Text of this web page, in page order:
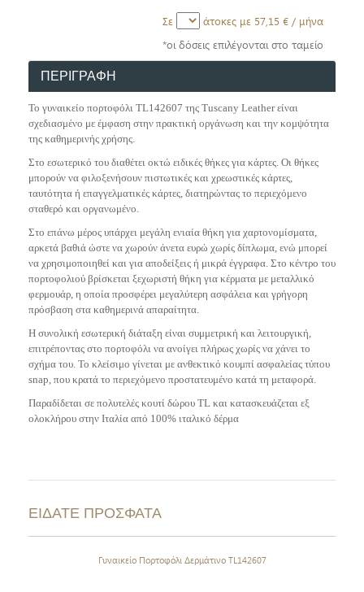
Σε άτοκες με 57,15 € / μήνα
*οι δόσεις επιλέγονται στο ταμείο
ΠΕΡΙΓΡΑΦΗ
Το γυναικείο πορτοφόλι TL142607 της Tuscany Leather είναι
σχεδιασμένο με έμφαση στην πρακτική οργάνωση και την κομψότητα
της καθημερινής χρήσης.
Στο εσωτερικό του διαθέτει οκτώ ειδικές θήκες για κάρτες. Οι θήκες
μπορούν να φιλοξενήσουν πιστωτικές και χρεωστικές κάρτες,
ταυτότητα ή επαγγελματικές κάρτες, διατηρώντας το περιεχόμενο
σταθερό και οργανωμένο.
Στο επάνω μέρος υπάρχει μεγάλη ενιαία θήκη για χαρτονομίσματα,
αρκετά βαθιά ώστε να χωρούν άνετα ευρώ χωρίς δίπλωμα, ενώ μπορεί
να χρησιμοποιηθεί και για αποδείξεις ή μικρά έγγραφα. Στο κέντρο του
πορτοφολιού βρίσκεται ξεχωριστή θήκη για κέρματα με μεταλλικό
φερμουάρ, η οποία προσφέρει μεγαλύτερη ασφάλεια και γρήγορη
πρόσβαση στα καθημερινά απαραίτητα.
Η συνολική εσωτερική διάταξη είναι συμμετρική και λειτουργική,
επιτρέποντας στο πορτοφόλι να ανοίγει πλήρως χωρίς να χάνει το
σχήμα του. Το κλείσιμο γίνεται με ανθεκτικό κουμπί ασφαλείας τύπου
snap, που κρατά το περιεχόμενο προστατευμένο κατά τη μεταφορά.
Παραδίδεται σε πολυτελές κουτί δώρου TL και κατασκευάζεται εξ
ολοκλήρου στην Ιταλία από 100% ιταλικό δέρμα
ΕΙΔΑΤΕ ΠΡΟΣΦΑΤΑ
Γυναικείο Πορτοφόλι Δερμάτινο TL142607